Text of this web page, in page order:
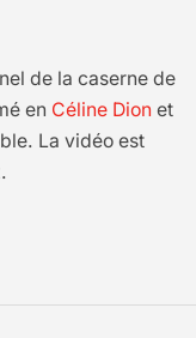
de la caserne de
en Céline Dion et
La vidéo est